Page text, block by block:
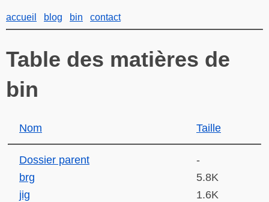
accueil blog bin contact
Table des matières de
bin
Nom Taille
Dossier parent
-
brg
5.8K
jig
1.6K